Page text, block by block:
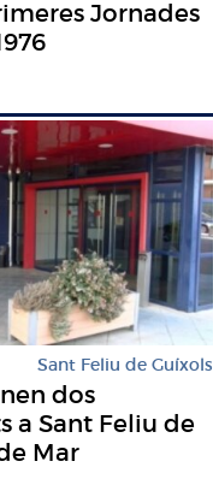
Jornades
Sant Feliu de Guíxols
dos
a Sant Feliu de
Mar